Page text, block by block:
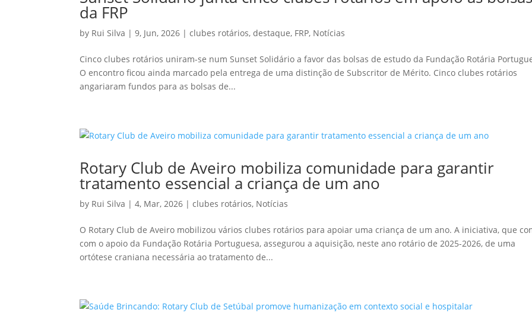
da FRP
by Rui Silva |9, Jun, 2026 |clubes rotários,destaque, FRP, Notícias
Cinco clubes rotários uniram-se num Sunset Solidário a favor das bolsas de estudo da Fundação Rotária
O encontro ficou ainda marcado pela entrega de uma distinção de Subscritor de Mérito. Cinco clubes rotários
angariaram fundos para as bolsas de...
Rotary Club de Aveiro mobiliza comunidade para garantir
tratamento essencial a criança de um ano
by Rui Silva |4, Mar, 2026 |clubes rotários, Notícias
O Rotary Club de Aveiro mobilizou vários clubes rotários para apoiar uma criança de um ano. A iniciativa, que
com o apoio da Fundação Rotária Portuguesa, assegurou a aquisição, neste ano rotário de 2025-2026, de uma
ortótese craniana necessária ao tratamento de...